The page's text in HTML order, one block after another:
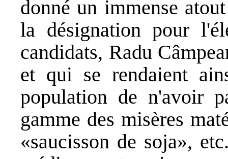
donné un immense
la désignation pour
candidats, Radu
et qui se rendaient
population de n'avoir
gamme des misères
«saucisson de soja»,